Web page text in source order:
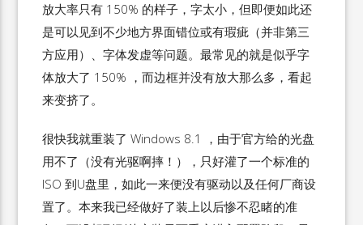
放大率只有 150% 的样子，字太小，但即便如此还
是可以见到不少地方界面错位或有瑕疵（并非第三
方应用）、字体发虚等问题。最常见的就是似乎字
体放大了 150% ，而边框并没有放大那么多，看起
来变挤了。
很快我就重装了 Windows 8.1 ，由于官方给的光盘
用不了（没有光驱啊摔！），只好灌了一个标准的
ISO 到U盘里，如此一来便没有驱动以及任何厂商设
置了。本来我已经做好了装上以后惨不忍睹的准